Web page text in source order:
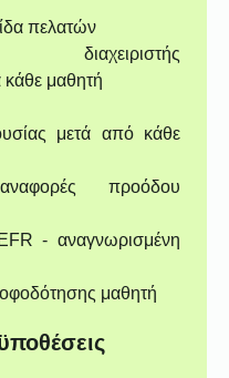
πελατών
διαχειριστής
κάθε μαθητή
μετά από κάθε
προόδου
- αναγνωρισμένη
μαθητή